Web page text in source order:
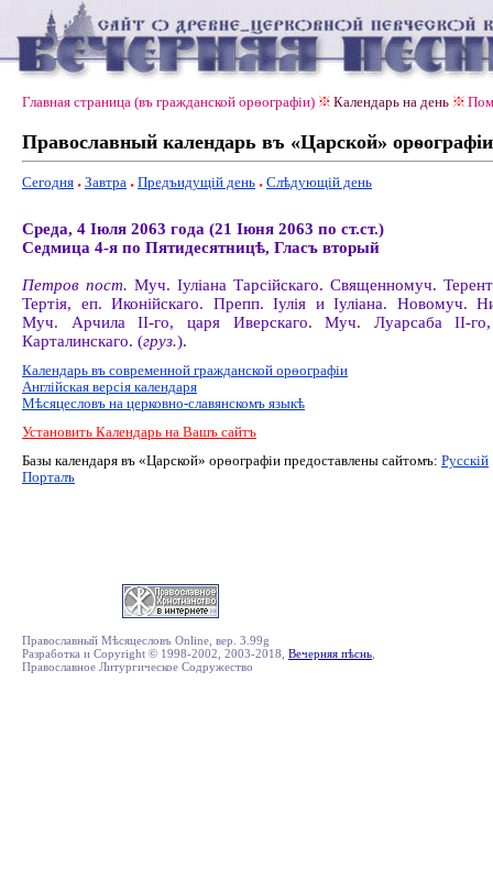
Главная страница (въ гражданской орѳографiи) Календарь на день
Православный календарь въ «Царской» орѳографiи
Сегодня Завтра Предъидущiй день Слѣдующiй день
Среда, 4 Іюля 2063 года (21 Іюня 2063 по ст.ст.)
Седмица 4-я по Пятидесятницѣ, Гласъ вторый
Петров пост. Муч. Іуліана Тарсійскаго. Священномуч.
Тертія, еп. Иконійскаго. Препп. Іулія и Іуліана. Новомуч.
Муч. Арчила II-го, царя Иверскаго. Муч. Луарсаба II-
Карталинскаго. (груз.).
Календарь въ современной гражданской орѳографiи
Англiйская версiя календаря
Мѣсяцесловъ на церковно-славянскомъ языкѣ
Установить Календарь на Вашъ сайтъ
Базы календаря въ «Царской» орѳографiи предоставлены сайтомъ: Русскiй
Порталъ
Православный Мѣсяцесловъ Online, вер. 3.99g
Разработка и Copyright © 1998-2002, 2003-2018, Вечерняя пѣснь
Православное Литургическое Содружество